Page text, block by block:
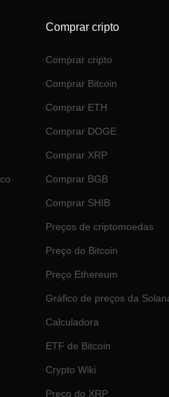
Comprar cripto
Comprar cripto
Comprar Bitcoin
Comprar ETH
Comprar DOGE
Comprar XRP
Comprar BGB
Comprar SHIB
Preços de criptomoedas
Preço do Bitcoin
Preço Ethereum
Gráfico de preços da
Calculadora
ETF de Bitcoin
Crypto Wiki
Preço do XRP